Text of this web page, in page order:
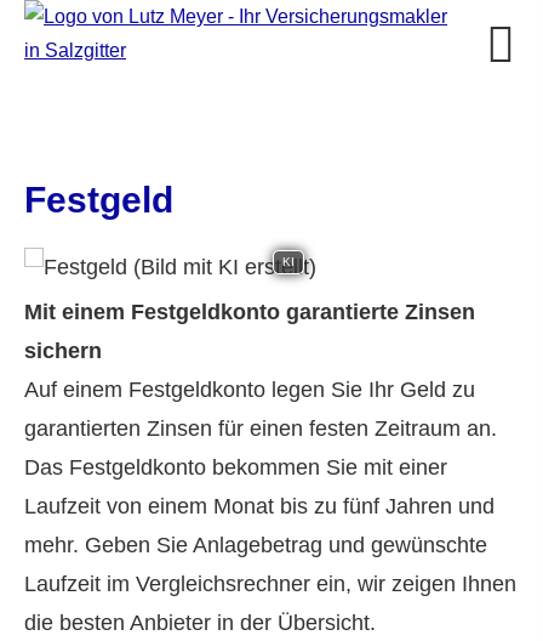
Festgeld
KI
Mit einem Festgeldkonto garantierte Zinsen
sichern
Auf einem Festgeldkonto legen Sie Ihr Geld zu
garantierten Zinsen für einen festen Zeitraum an.
Das Festgeldkonto bekommen Sie mit einer
Laufzeit von einem Monat bis zu fünf Jahren und
mehr. Geben Sie Anlagebetrag und gewünschte
Laufzeit im Vergleichsrechner ein, wir zeigen Ihnen
die besten Anbieter in der Übersicht.